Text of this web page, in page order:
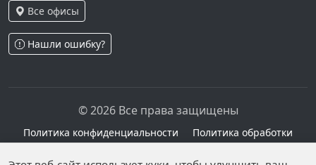
Все офисы
Нашли ошибку?
© 2026 Все права защищены
Политика конфиденциальности
Политика обработки